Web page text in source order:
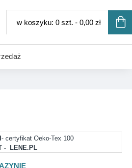
w koszyku: 0 szt. - 0,00 zł
- certyfikat Oeko-Tex 100
- LENE.PL